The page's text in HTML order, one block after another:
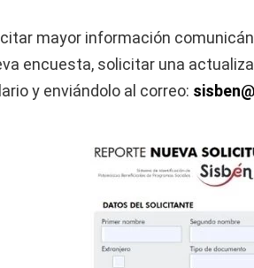
mayor información
encuesta, solicitar una
y enviándolo al correo: